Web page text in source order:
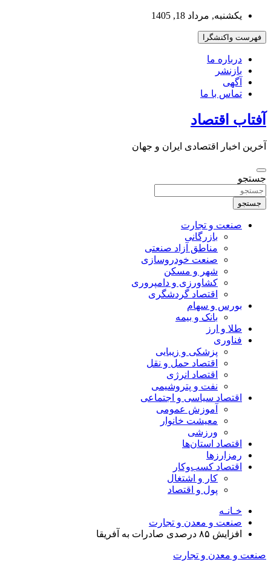
بروید
یکشنبه, مرداد 18, 1405
فهرست واکنشگرا
درباره ما
بازنشر
آگهی
تماس با ما
آفتاب اقتصاد
آخرین اخبار اقتصادی ایران و جهان
جستجو
جستجو
صنعت و تجارت
بازرگانی
مناطق آزاد صنعتی
صنعت خودروسازی
شهر و مسکن
کشاورزی و دامپروری
اقتصاد گردشگری
بورس و سهام
بانک و بیمه
طلا و ارز
فناوری
پزشکی و زیبایی
اقتصاد حمل و نقل
اقتصاد انرژی
نفت و پتروشیمی
اقتصاد سیاسی و اجتماعی
آموزش عمومی
معیشت خانوار
ورزشی
اقتصاد استان‌ها
رمزارزها
اقتصاد کسب‌و‌کار
کار و اشتغال
پول و اقتصاد
خـانـه
صنعت و معدن و تجارت
افزایش ۸۵ درصدی صادرات به آفریقا
صنعت و معدن و تجارت